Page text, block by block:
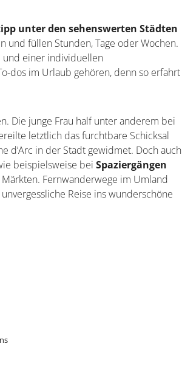
unter den sehenswerten Städten
und füllen Stunden, Tage oder Wochen.
und einer individuellen
dos im Urlaub gehören, denn so erfahrt
Die junge Frau half unter anderem bei
letztlich das furchtbare Schicksal
d’Arc in der Stadt gewidmet. Doch auch
beispielsweise beiSpaziergängen
Fernwanderwege im Umland
Reise ins wunderschöne